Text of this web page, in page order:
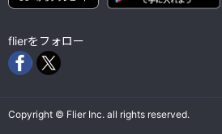
flierをフォロー
Copyright © Flier Inc. all rights reserved.